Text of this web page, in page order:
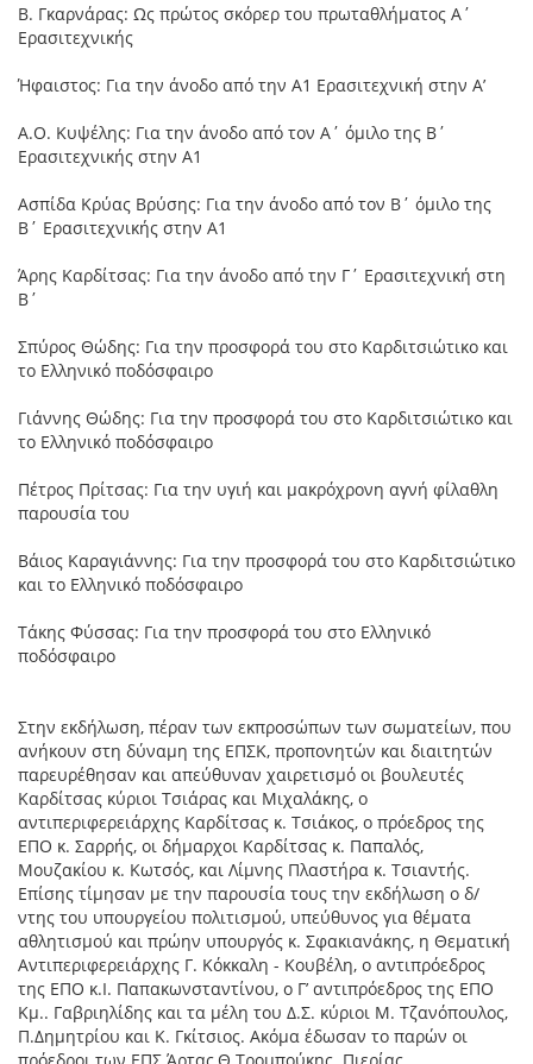
Β. Γκαρνάρας: Ως πρώτος σκόρερ του πρωταθλήματος Α΄
Ερασιτεχνικής
Ήφαιστος: Για την άνοδο από την Α1 Ερασιτεχνική στην Α’
Α.Ο. Κυψέλης: Για την άνοδο από τον Α΄ όμιλο της Β΄
Ερασιτεχνικής στην Α1
Ασπίδα Κρύας Βρύσης: Για την άνοδο από τον Β΄ όμιλο της
Β΄ Ερασιτεχνικής στην Α1
Άρης Καρδίτσας: Για την άνοδο από την Γ΄ Ερασιτεχνική στη
Β΄
Σπύρος Θώδης: Για την προσφορά του στο Καρδιτσιώτικο και
το Ελληνικό ποδόσφαιρο
Γιάννης Θώδης: Για την προσφορά του στο Καρδιτσιώτικο και
το Ελληνικό ποδόσφαιρο
Πέτρος Πρίτσας: Για την υγιή και μακρόχρονη αγνή φίλαθλη
παρουσία του
Βάιος Καραγιάννης: Για την προσφορά του στο Καρδιτσιώτικο
και το Ελληνικό ποδόσφαιρο
Τάκης Φύσσας: Για την προσφορά του στο Ελληνικό
ποδόσφαιρο
Στην εκδήλωση, πέραν των εκπροσώπων των σωματείων, που
ανήκουν στη δύναμη της ΕΠΣΚ, προπονητών και διαιτητών
παρευρέθησαν και απεύθυναν χαιρετισμό οι βουλευτές
Καρδίτσας κύριοι Τσιάρας και Μιχαλάκης, ο
αντιπεριφερειάρχης Καρδίτσας κ. Τσιάκος, ο πρόεδρος της
ΕΠΟ κ. Σαρρής, οι δήμαρχοι Καρδίτσας κ. Παπαλός,
Μουζακίου κ. Κωτσός, και Λίμνης Πλαστήρα κ. Τσιαντής.
Επίσης τίμησαν με την παρουσία τους την εκδήλωση ο δ/
ντης του υπουργείου πολιτισμού, υπεύθυνος για θέματα
αθλητισμού και πρώην υπουργός κ. Σφακιανάκης, η Θεματική
Αντιπεριφερειάρχης Γ. Κόκκαλη - Κουβέλη, ο αντιπρόεδρος
της ΕΠΟ κ.Ι. Παπακωνσταντίνου, ο Γ’ αντιπρόεδρος της ΕΠΟ
Κμ.. Γαβριηλίδης και τα μέλη του Δ.Σ. κύριοι Μ. Τζανόπουλος,
Π.Δημητρίου και Κ. Γκίτσιος. Ακόμα έδωσαν το παρών οι